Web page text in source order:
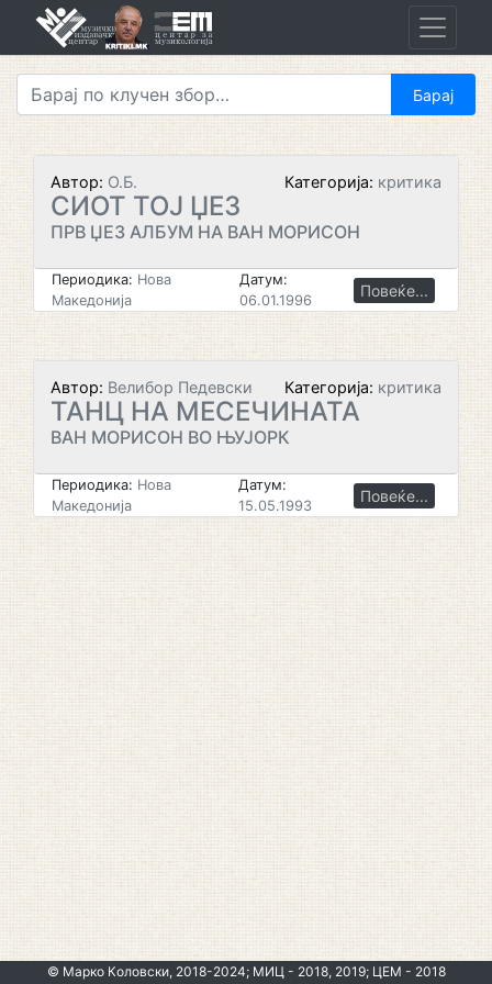
Автор: О.Б. Категорија: критика
СИОТ ТОЈ ЏЕЗ
ПРВ ЏЕЗ АЛБУМ НА ВАН МОРИСОН
Периодика: Нова
Македонија
Датум:
06.01.1996
Повеќе...
Автор: Велибор Педевски Категорија: критика
ТАНЦ НА МЕСЕЧИНАТА
ВАН МОРИСОН ВО ЊУЈОРК
Периодика: Нова
Македонија
Датум:
15.05.1993
Повеќе...
© Марко Коловски, 2018-2024; МИЦ - 2018, 2019; ЦЕМ - 2018